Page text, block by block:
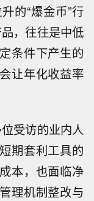
的“爆金币”行
，往往是中低
条件下产生的
让年化收益率
受访的业内人
期套利工具的
本，也面临净
理机制整改与